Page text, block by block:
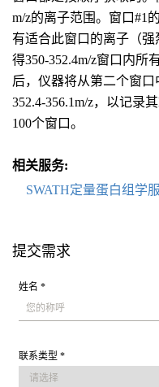
m/z的离子范围。窗口#1
有适合此窗口的离子（
得350-352.4m/z窗口内所
后，仪器将从第二个窗
352.4-356.1m/z，以记录
100个窗口。
相关服务:
SWATH定量蛋白组学
提交需求
姓名 *
联系类型 *